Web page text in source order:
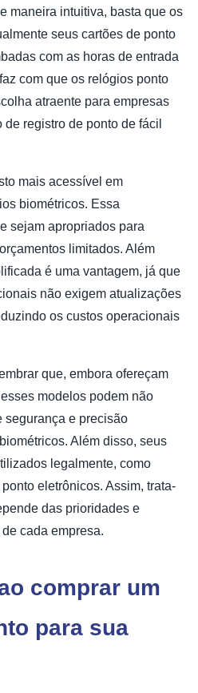
maneira intuitiva, basta que os
seus cartões de ponto
com as horas de entrada
com que os relógios ponto
atraente para empresas
registro de ponto de fácil
mais acessível em
biométricos. Essa
sejam apropriados para
limitados. Além
é uma vantagem, já que
não exigem atualizações
os custos operacionais
que, embora ofereçam
modelos podem não
segurança e precisão
Além disso, seus
legalmente, como
eletrônicos. Assim, trata-
das prioridades e
cada empresa.
comprar um
para sua